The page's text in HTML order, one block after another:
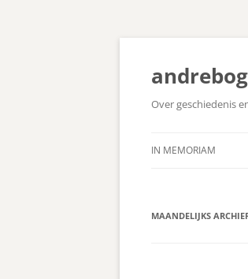
Ga
inhoud
Over geschiedenis
IN MEMORIAM
MAANDELIJKS